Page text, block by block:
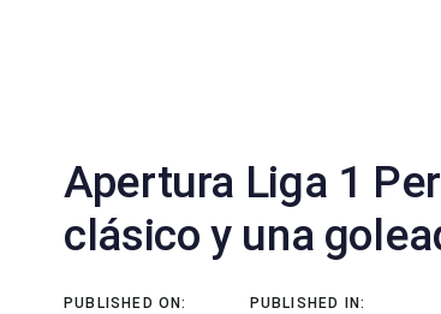
Apertura Liga 1
clásico y una
PUBLISHED ON: PUBLISHED IN:
Post
navigation